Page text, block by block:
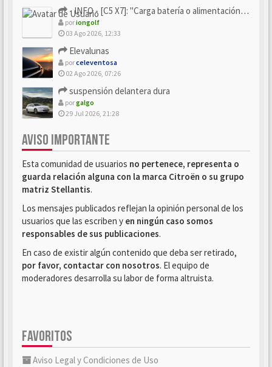
- INFO - [C5 X7]: "Carga batería o alimentación eléctri...
poriongolf
03 Ago 2026, 12:33
Elevalunas
porceleventosa
02 Ago 2026, 07:26
suspensión delantera dura
porgalgo
29 Jul 2026, 21:28
AVISO IMPORTANTE
Esta comunidad de usuarios no pertenece, representa o
guarda relación alguna con la marca Citroën o su grupo
matriz Stellantis.
Los mensajes publicados reflejan la opinión personal de los
usuarios que las escriben y en ningún caso somos
responsables de sus publicaciones.
En caso de existir algún contenido que deba ser retirado,
por favor, contactar con nosotros. El equipo de
moderadores desarrolla su labor de forma altruista.
FAVORITOS
Aviso Legal y Condiciones de Uso